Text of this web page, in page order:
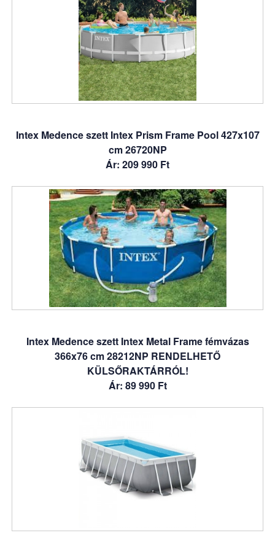
Intex Medence szett Intex Prism Frame Pool 427x107
cm 26720NP
Ár: 209 990 Ft
Intex Medence szett Intex Metal Frame fémvázas
366x76 cm 28212NP RENDELHETŐ
KÜLSŐRAKTÁRRÓL!
Ár: 89 990 Ft